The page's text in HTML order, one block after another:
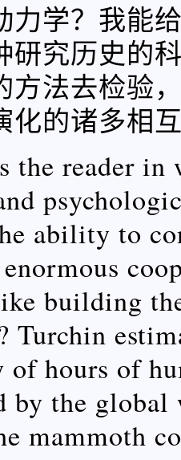
力学？我能
研究历史的
方法去检验
化的诸多相
the reader
ability to
building
Turchin
hours of
by the global
mammoth